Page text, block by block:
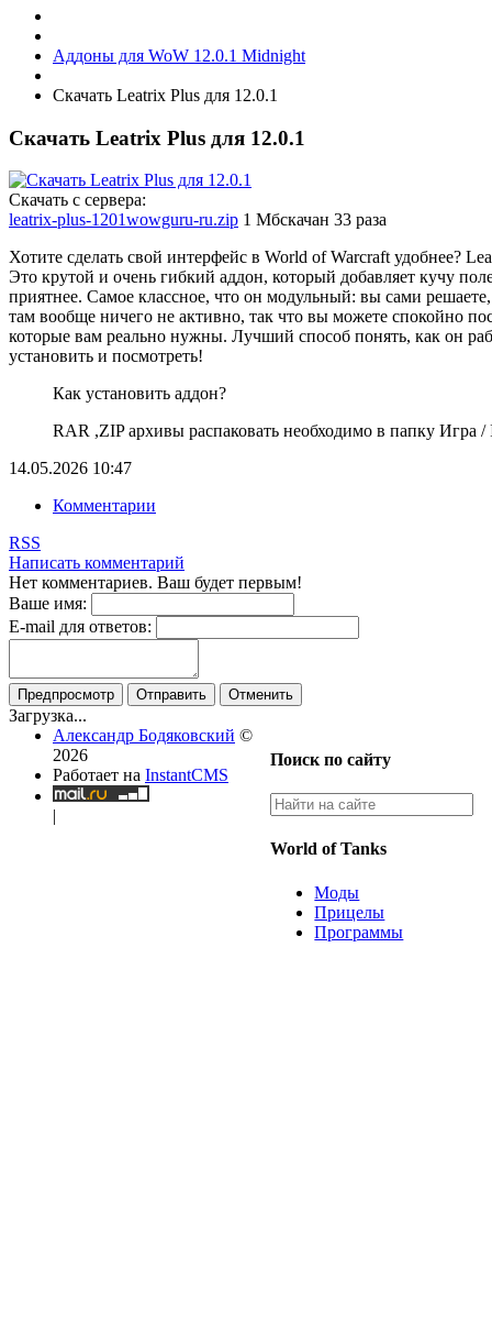
Аддоны для WoW 12.0.1 Midnight
Скачать Leatrix Plus для 12.0.1
Скачать Leatrix Plus для 12.0.1
Скачать с сервера:
leatrix-plus-1201wowguru-ru.zip 1 Мбскачан 33 раза
Хотите сделать свой интерфейс в World of Warcraft удобнее?
Это крутой и очень гибкий аддон, который добавляет кучу
приятнее. Самое классное, что он модульный: вы сами
там вообще ничего не активно, так что вы можете спокойно
которые вам реально нужны. Лучший способ понять, как он
установить и посмотреть!
Как установить аддон?
RAR ,ZIP архивы распаковать необходимо в папку Игра /
14.05.2026 10:47
Комментарии
RSS
Написать комментарий
Нет комментариев. Ваш будет первым!
Ваше имя:
E-mail для ответов:
Предпросмотр Отправить Отменить
Загрузка...
Поиск по сайту
World of Tanks
Моды
Прицелы
Программы
Александр Бодяковский ©
2026
Работает на InstantCMS
|